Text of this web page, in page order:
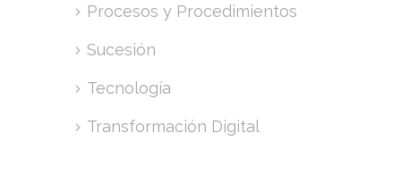
Procesos y Procedimientos
Sucesión
Tecnología
Transformación Digital